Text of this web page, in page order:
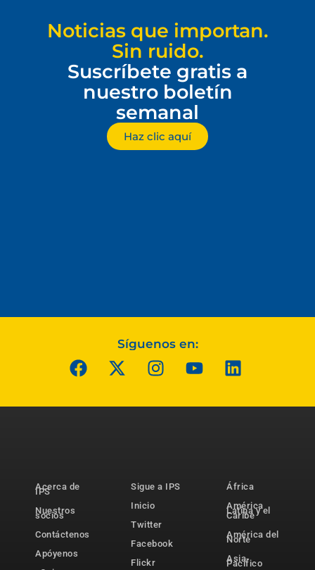
Noticias que importan.
Sin ruido.
Suscríbete gratis a
nuestro boletín
semanal
Haz clic aquí
Síguenos en:
Acerca de
IPS
Nuestros
socios
Contáctenos
Apóyenos
Sigue a IPS
Inicio
Twitter
Facebook
Flickr
África
América
Latina y el
Caribe
América del
Norte
Asia-
Pacífico